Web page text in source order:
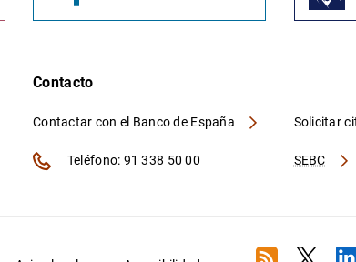
Contacto
Contactar con el Banco de España
SEBC
Solicitar
Teléfono: 91 338 50 00
RSS